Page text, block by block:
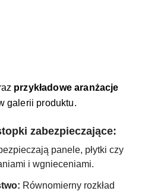
przykładowe aranżacje
galerii produktu.
zabezpieczające:
panele, płytki czy
i wgnieceniami.
Równomierny rozkład